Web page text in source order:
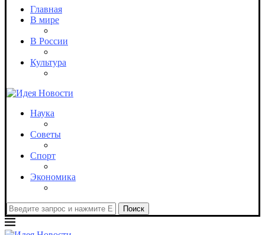
Главная
В мире
В России
Культура
Наука
Советы
Спорт
Экономика
Поиск